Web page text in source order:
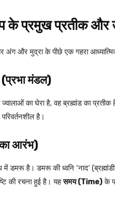
के प्रमुख प्रतीक और
अंग और मुद्रा के पीछे एक गहरा
(प्रभा मंडल)
का घेरा है, वह ब्रह्मांड का प्रतीक
है।
आरंभ)
में डमरू है। डमरू की ध्वनि ‘नाद’
की रचना हुई है। यहसमय (Time)के